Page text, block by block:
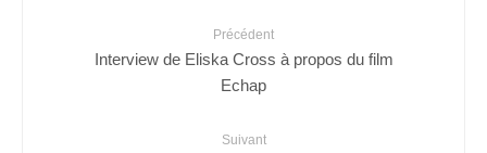
Précédent
Interview de Eliska Cross à propos du film
Echap
Suivant